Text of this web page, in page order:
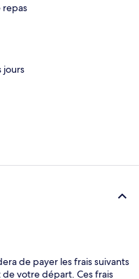
repas
jours
de payer les frais suivants
votre départ. Ces frais